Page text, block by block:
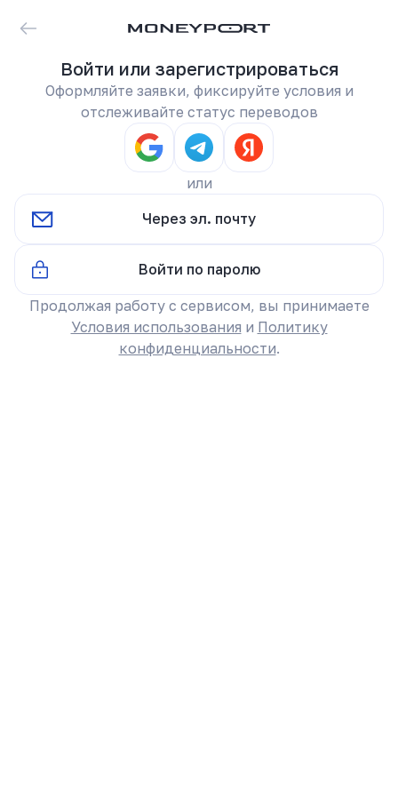
Войти или зарегистрироваться
Оформляйте заявки, фиксируйте условия и
отслеживайте статус переводов
или
Через эл. почту
Войти по паролю
Продолжая работу с сервисом, вы принимаете
Условия использования и Политику
конфиденциальности.